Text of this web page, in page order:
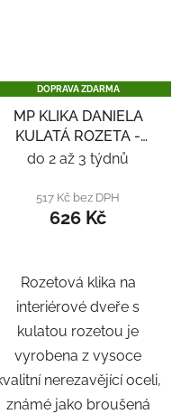
DOPRAVA ZDARMA
MP KLIKA DANIELA
KULATÁ ROZETA -
NEREZ
do 2 až 3 týdnů
517 Kč bez DPH
626 Kč
Rozetová klika na
interiérové ​​dveře s
kulatou rozetou je
vyrobena z vysoce
nerezavějící oceli,
známé jako broušená